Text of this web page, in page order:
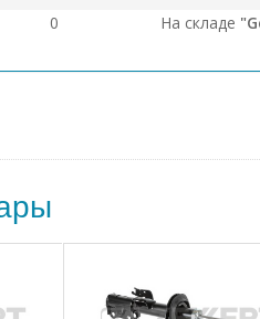
0 На складе